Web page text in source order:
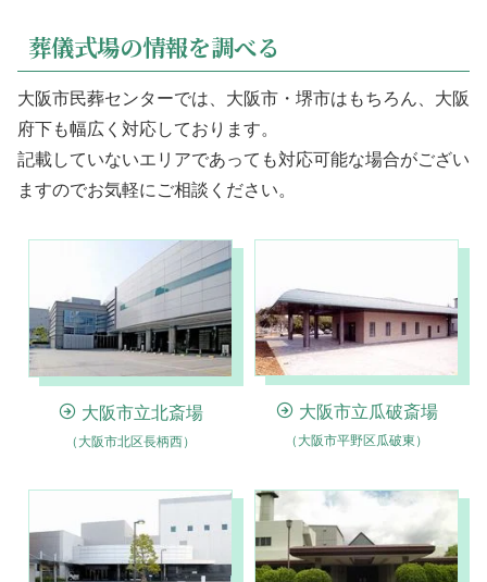
葬儀式場の情報を調べる
大阪市民葬センターでは、大阪市・堺市はもちろん、大阪
府下も幅広く対応しております。
記載していないエリアであっても対応可能な場合がござい
ますのでお気軽にご相談ください。
大阪市立北斎場
（大阪市北区長柄西）
大阪市立瓜破斎場
（大阪市平野区瓜破東）